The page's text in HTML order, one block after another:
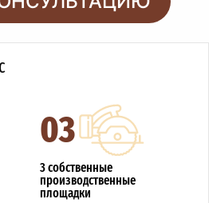
03
3 собственные
производственные
площадки